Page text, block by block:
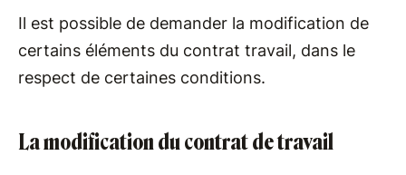
Il est possible de demander la modification de
certains éléments du contrat travail, dans le
respect de certaines conditions.
La modification du contrat de travail